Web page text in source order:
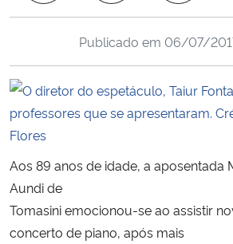
Ministério de Minas e Energia
Ministério da Ciência, Tecnologia, Inovações e
Ministério do Meio Ambiente
Publicado em 06/07/
Aos 89 anos de idade, a aposentada
Aundi de
Tomasini emocionou-se ao assistir
concerto de piano, após mais